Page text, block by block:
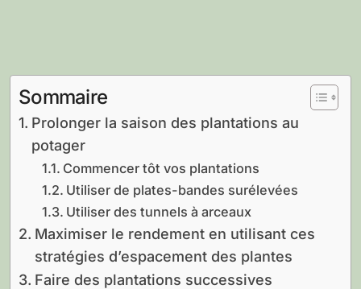
Sommaire
Prolonger la saison des plantations au
potager
Commencer tôt vos plantations
Utiliser de plates-bandes surélevées
Utiliser des tunnels à arceaux
Maximiser le rendement en utilisant ces
stratégies d’espacement des plantes
Faire des plantations successives